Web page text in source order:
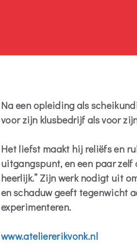
Na een opleiding als
voor zijn klusbedrijf als voor
Het liefst maakt hij reliëfs en
uitgangspunt, en een paar zelf
heerlijk.” Zijn werk nodigt uit
en schaduw geeft tegenwicht
experimenteren.
www.ateliererikvonk.nl